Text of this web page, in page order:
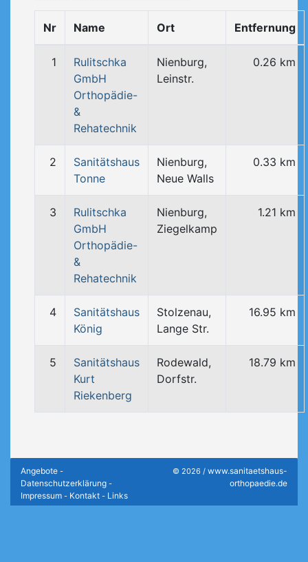
Nr Name Ort Entfernung
1
Rulitschka
GmbH
Orthopädie-
&
Rehatechnik
Nienburg,
Leinstr.
0.26 km
2
Sanitätshaus
Tonne
Nienburg,
Neue Walls
0.33 km
3
Rulitschka
GmbH
Orthopädie-
&
Rehatechnik
Nienburg,
Ziegelkamp
1.21 km
4
Sanitätshaus
König
Stolzenau,
Lange Str.
16.95 km
5
Sanitätshaus
Kurt
Riekenberg
Rodewald,
Dorfstr.
18.79 km
Angebote -
Datenschutzerklärung -
Impressum - Kontakt - Links
© 2026 / www.sanitaetshaus-
orthopaedie.de